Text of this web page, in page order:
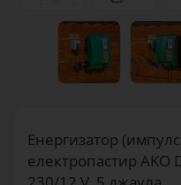
Енергизатор
електропастир AKO